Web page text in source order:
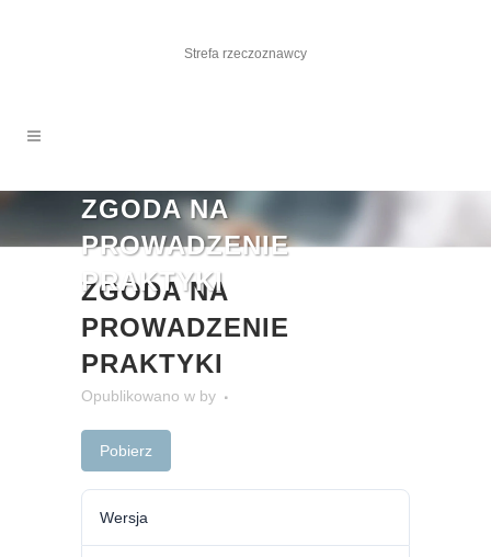
Strefa rzeczoznawcy
ZGODA NA
PROWADZENIE
PRAKTYKI
ZGODA NA
PROWADZENIE
PRAKTYKI
Opublikowano w by
Pobierz
Wersja